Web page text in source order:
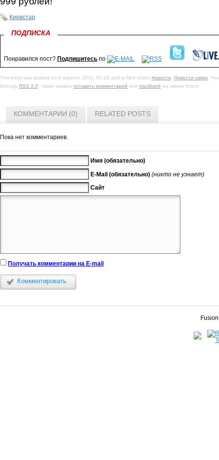
Киевстар
ПОДПИСКА
Понравился пост? Подпишитесь по
This entry was posted on 6 апреля, 2011, 01:26 and is filed under Новости Новости связи .
through RSS 2.0 . также можно оставить комментарий или trackback на своем блоге.
КОММЕНТАРИИ (0) RELATED POSTS
Пока нет комментариев.
Имя (обязательно)
E-Mail (обязательно) (никто не узнает)
Сайт
Получать комментарии на E-mail
Комментировать